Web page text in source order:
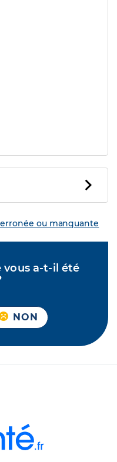
ou manquante
vous a-t-il été
NON